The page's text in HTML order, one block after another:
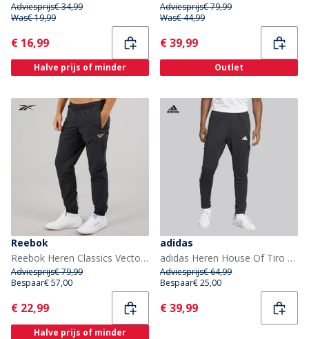
Adviesprijs€ 34,99
Was€ 19,99
Current
€ 16,99
Halve prijs of minder
Adviesprijs€ 79,99
Was€ 44,99
Current
€ 39,99
Outlet
Reebok
Reebok Heren Classics Vector Geweven Trackpants Night Black
Adviesprijs€ 79,99
Bespaar€ 57,00
Current
€ 22,99
Halve prijs of minder
adidas
adidas Heren House Of Tiro Cargo Track Broek Zwart/Wit
Adviesprijs€ 64,99
Bespaar€ 25,00
Current
€ 39,99